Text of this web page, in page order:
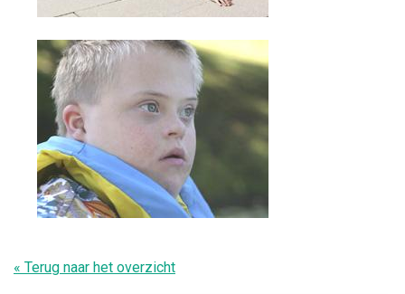
« Terug naar het overzicht